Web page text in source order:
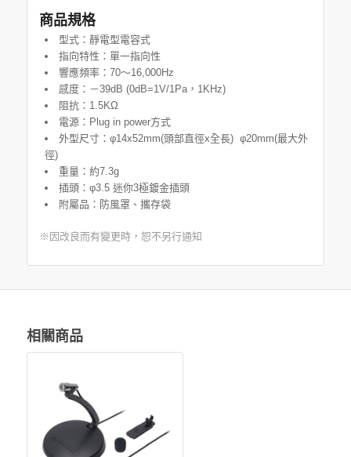
商品規格
型式：靜電型電容式
指向特性：單一指向性
響應頻率：70～16,000Hz
感度：－39dB (0dB=1V/1Pa，1KHz)
阻抗：1.5KΩ
電源：Plug in power方式
外型尺寸：φ14x52mm(頭部直徑x全長) φ20mm(最大外
徑)
重量：約7.3g
插頭：φ3.5 迷你3極鍍金插頭
附屬品：防風罩、攜存袋
※因改良而有變更時，恕不另行通知
相關商品